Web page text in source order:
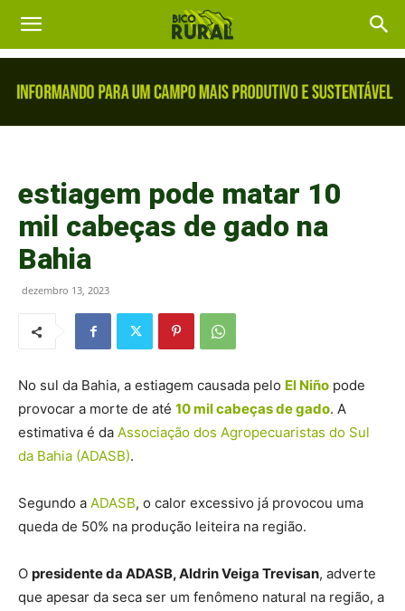
estiagem pode matar 10
mil cabeças de gado na
Bahia
dezembro 13, 2023
No sul da Bahia, a estiagem causada pelo El Niño pode
provocar a morte de até 10 mil cabeças de gado. A
estimativa é da Associação dos Agropecuaristas do Sul
da Bahia (ADASB).
Segundo a ADASB, o calor excessivo já provocou uma
queda de 50% na produção leiteira na região.
O presidente da ADASB, Aldrin Veiga Trevisan, adverte
que apesar da seca ser um fenômeno natural na região, a